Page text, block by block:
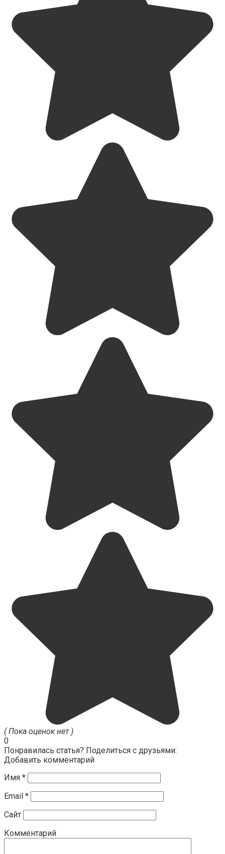
( Пока оценок нет )
0
Понравилась статья? Поделиться с друзьями:
Добавить комментарий
Имя *
Email *
Сайт
Комментарий